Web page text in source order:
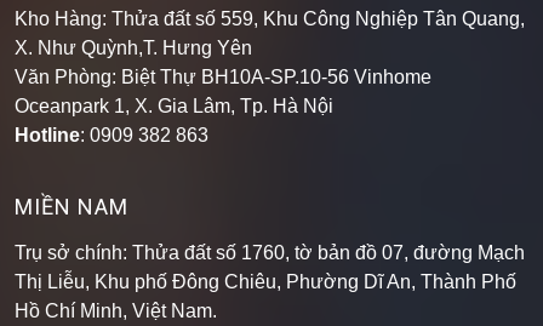
X. Như Quỳnh,T. Hưng Yên
Văn Phòng: Biệt Thự BH10A-SP.10-56 Vinhome
Oceanpark 1, X. Gia Lâm, Tp. Hà Nội
Hotline: 0909 382 863
Trụ sở chính: Thửa đất số 1760, tờ bản đồ 07, đường Mạch
Thị Liễu, Khu phố Đông Chiêu, Phường Dĩ An, Thành Phố
Hồ Chí Minh, Việt Nam.
Kho Hàng: Số 106 Đường Chiêu Liêu, Khu phố Đông